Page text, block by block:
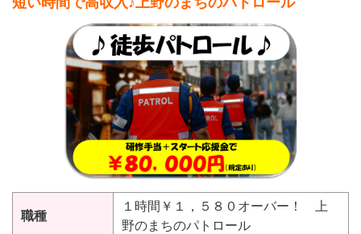
職種
１時間￥１，５８０オーバー！ 上
野のまちのパトロール